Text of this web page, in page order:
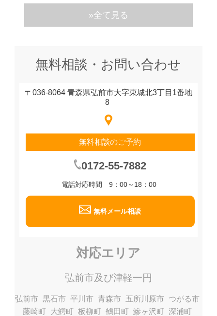
»全て見る
無料相談・お問い合わせ
〒036-8064 青森県弘前市大字東城北3丁目1番地
8
無料相談のご予約
0172-55-7882
電話対応時間 9：00～18：00
無料メール相談
対応エリア
弘前市及び津軽一円
弘前市 黒石市 平川市 青森市 五所川原市 つがる市
藤崎町 大鰐町 板柳町 鶴田町 鰺ヶ沢町 深浦町